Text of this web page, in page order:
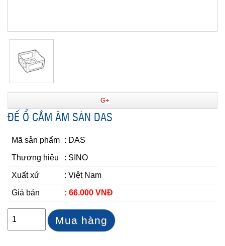
G+
ĐẾ Ổ CẮM ÂM SÀN DAS
Mã sản phẩm : DAS
Thương hiệu : SINO
Xuất xứ : Việt Nam
Giá bán : 66.000 VNĐ
Mua hàng